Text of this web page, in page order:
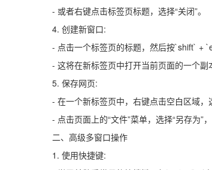
- 或者右键点击标签页标题，选择“关闭”。
4. 创建新窗口:
- 点击一个标签页的标题，然后按`shift` +
- 这将在新标签页中打开当前页面的一个副
5. 保存网页:
- 在一个新标签页中，右键点击空白区域，
- 点击页面上的“文件”菜单，选择“另存为”
二、高级多窗口操作
1. 使用快捷键: